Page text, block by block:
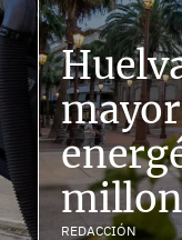
REDACCIÓN